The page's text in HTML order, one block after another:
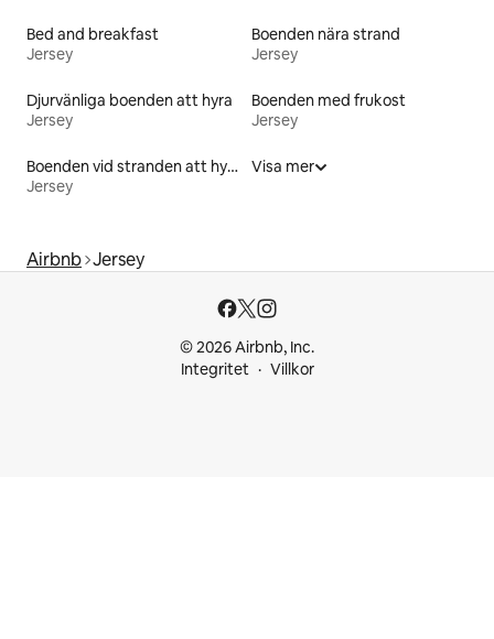
Bed and breakfast
Jersey
Boenden nära strand
Jersey
Djurvänliga boenden att hyra
Jersey
Boenden med frukost
Jersey
Boenden vid stranden att hyra
Jersey
Visa mer
Airbnb Jersey
© 2026 Airbnb, Inc.
Integritet
Villkor